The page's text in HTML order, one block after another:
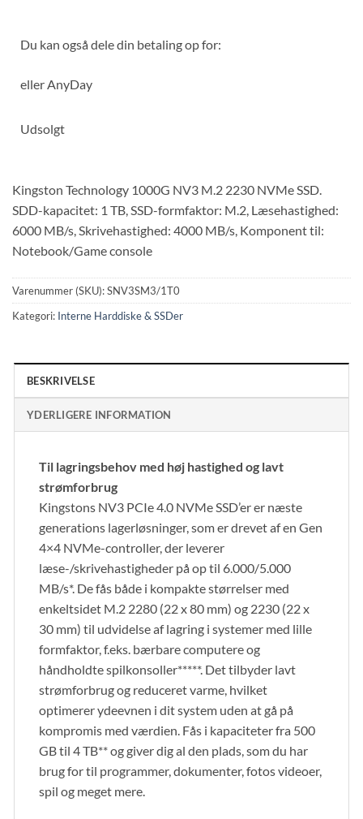
Du kan også dele din betaling op for:
eller AnyDay
Udsolgt
Kingston Technology 1000G NV3 M.2 2230 NVMe SSD.
SDD-kapacitet: 1 TB, SSD-formfaktor: M.2, Læsehastighed:
6000 MB/s, Skrivehastighed: 4000 MB/s, Komponent til:
Notebook/Game console
Varenummer (SKU):SNV3SM3/1T0
Kategori: Interne Harddiske & SSDer
BESKRIVELSE
YDERLIGERE INFORMATION
Til lagringsbehov med høj hastighed og lavt
strømforbrug
Kingstons NV3 PCIe 4.0 NVMe SSD’er er næste
generations lagerløsninger, som er drevet af en Gen
4×4 NVMe-controller, der leverer
læse-/skrivehastigheder på op til 6.000/5.000
MB/s*. De fås både i kompakte størrelser med
enkeltsidet M.2 2280 (22 x 80 mm) og 2230 (22 x
30 mm) til udvidelse af lagring i systemer med lille
formfaktor, f.eks. bærbare computere og
håndholdte spilkonsoller*****. Det tilbyder lavt
strømforbrug og reduceret varme, hvilket
optimerer ydeevnen i dit system uden at gå på
kompromis med værdien. Fås i kapaciteter fra 500
GB til 4 TB** og giver dig al den plads, som du har
brug for til programmer, dokumenter, fotos videoer,
spil og meget mere.